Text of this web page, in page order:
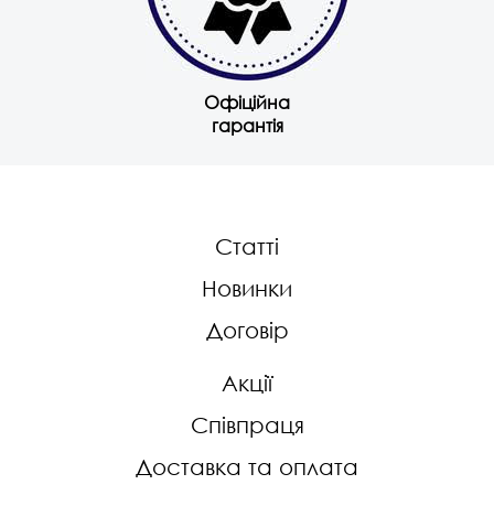
Офіційна
гарантія
Статті
Новинки
Договір
Акції
Співпраця
Доставка та оплата